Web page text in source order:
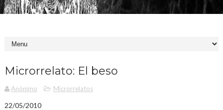
Microrrelato: El beso
Anónimo Microrrelatos
22/05/2010